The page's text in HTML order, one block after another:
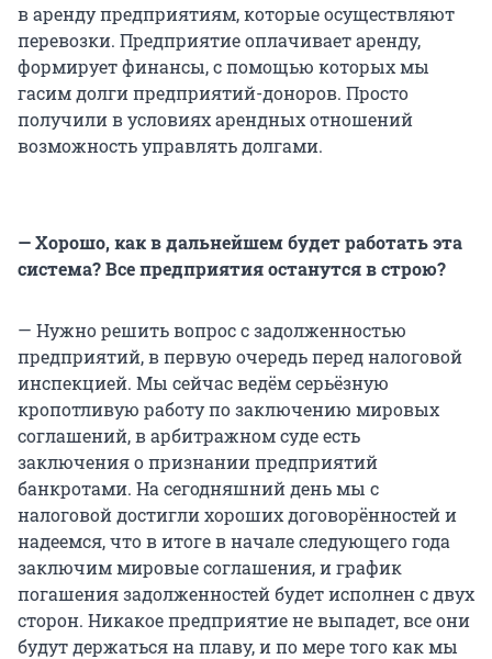
в аренду предприятиям, которые осуществляют
перевозки. Предприятие оплачивает аренду,
формирует финансы, с помощью которых мы
гасим долги предприятий-доноров. Просто
получили в условиях арендных отношений
возможность управлять долгами.
— Хорошо, как в дальнейшем будет работать эта
система? Все предприятия останутся в строю?
— Нужно решить вопрос с задолженностью
предприятий, в первую очередь перед налоговой
инспекцией. Мы сейчас ведём серьёзную
кропотливую работу по заключению мировых
соглашений, в арбитражном суде есть
заключения о признании предприятий
банкротами. На сегодняшний день мы с
налоговой достигли хороших договорённостей и
надеемся, что в итоге в начале следующего года
заключим мировые соглашения, и график
погашения задолженностей будет исполнен с двух
сторон. Никакое предприятие не выпадет, все они
будут держаться на плаву, и по мере того как мы